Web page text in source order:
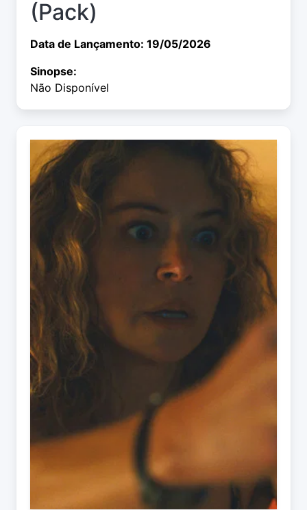
(Pack)
Data de Lançamento: 19/05/2026
Sinopse:
Não Disponível